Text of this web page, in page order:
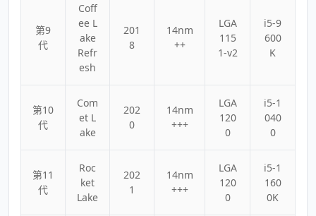
第9
代
Coff
ee L
ake
Refr
esh
201
8
14nm
++
LGA
115
1-v2
i5-9
600
K
第10
代
Com
et L
ake
202
0
14nm
+++
LGA
120
0
i5-1
040
0
第11
代
Roc
ket
Lake
202
1
14nm
+++
LGA
120
0
i5-1
160
0K